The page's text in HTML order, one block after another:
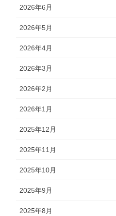
2026年6月
2026年5月
2026年4月
2026年3月
2026年2月
2026年1月
2025年12月
2025年11月
2025年10月
2025年9月
2025年8月